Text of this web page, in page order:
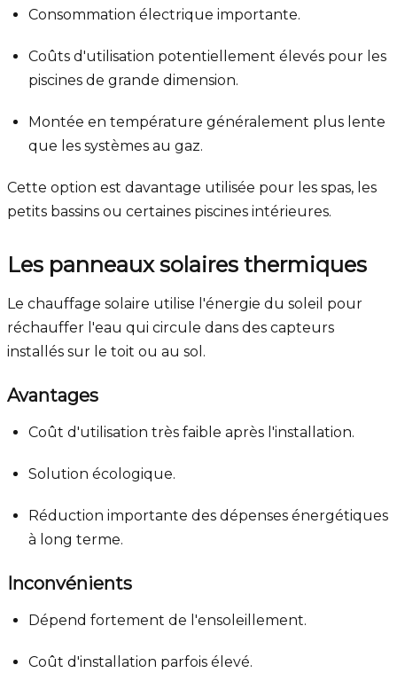
Consommation électrique importante.
Coûts d'utilisation potentiellement élevés pour les
piscines de grande dimension.
Montée en température généralement plus lente
que les systèmes au gaz.
Cette option est davantage utilisée pour les spas, les
petits bassins ou certaines piscines intérieures.
Les panneaux solaires thermiques
Le chauffage solaire utilise l'énergie du soleil pour
réchauffer l'eau qui circule dans des capteurs
installés sur le toit ou au sol.
Avantages
Coût d'utilisation très faible après l'installation.
Solution écologique.
Réduction importante des dépenses énergétiques
à long terme.
Inconvénients
Dépend fortement de l'ensoleillement.
Coût d'installation parfois élevé.